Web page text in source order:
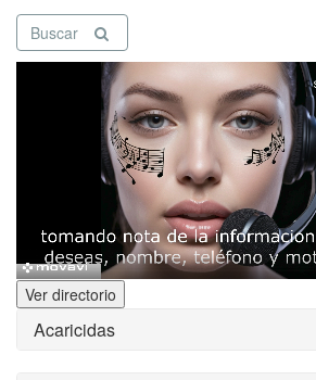
Buscar
Ver directorio
Acaricidas